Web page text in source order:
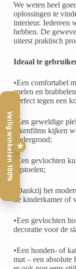
We weten heel
oplossingen te
interieur. Iedereen
hebben. De
uiterst praktisch
Ideaal te
•Een comfortabel
spelen en
perfect tegen een
•Een geweldige
tekenfilms kijken
ondergrond;
•Een gevlochten
ligstoelen;
•Dankzij het
de kinderkamer of
•Een gevlochten
decoratie voor de
•Een honden- of
mat – een
★
Veilig winkelen 100%